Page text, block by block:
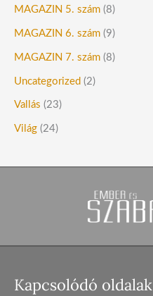
MAGAZIN 5. szám (8)
MAGAZIN 6. szám (9)
MAGAZIN 7. szám (8)
Uncategorized (2)
Vallás (23)
Világ (24)
Kapcsolódó oldalak